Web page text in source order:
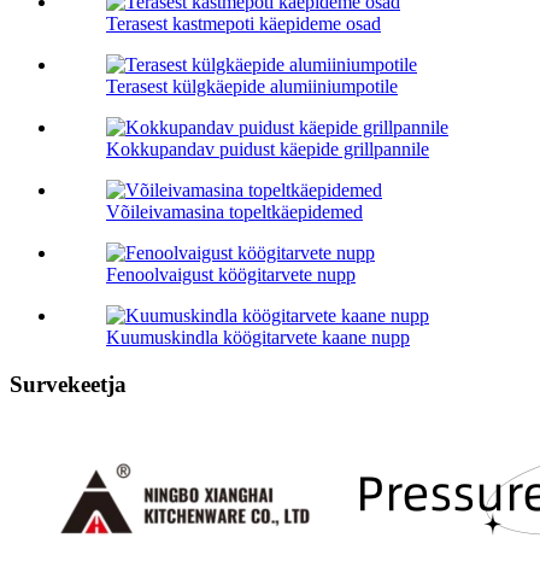
Terasest kastmepoti käepideme osad
Terasest külgkäepide alumiiniumpotile
Kokkupandav puidust käepide grillpannile
Võileivamasina topeltkäepidemed
Fenoolvaigust köögitarvete nupp
Kuumuskindla köögitarvete kaane nupp
Survekeetja